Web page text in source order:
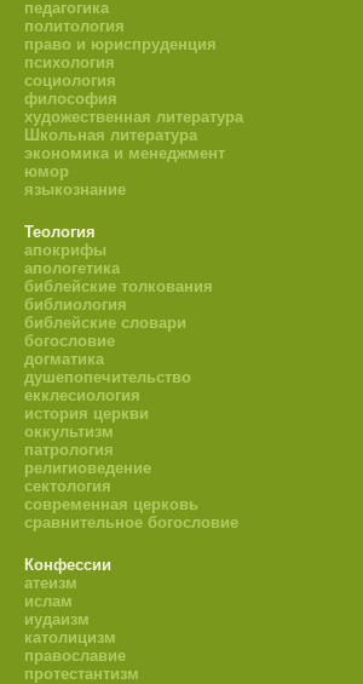
педагогика
политология
право и юриспруденция
психология
социология
философия
художественная литература
Школьная литература
экономика и менеджмент
юмор
языкознание
Теология
апокрифы
апологетика
библейские толкования
библиология
библейские словари
богословие
догматика
душепопечительство
екклесиология
история церкви
оккультизм
патрология
религиоведение
сектология
современная церковь
сравнительное богословие
Конфессии
атеизм
ислам
иудаизм
католицизм
православие
протестантизм